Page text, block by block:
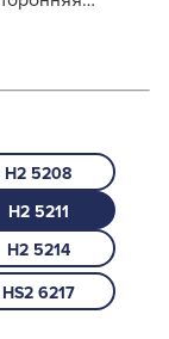
H2 5208
H2 5211
H2 5214
HS2 6217